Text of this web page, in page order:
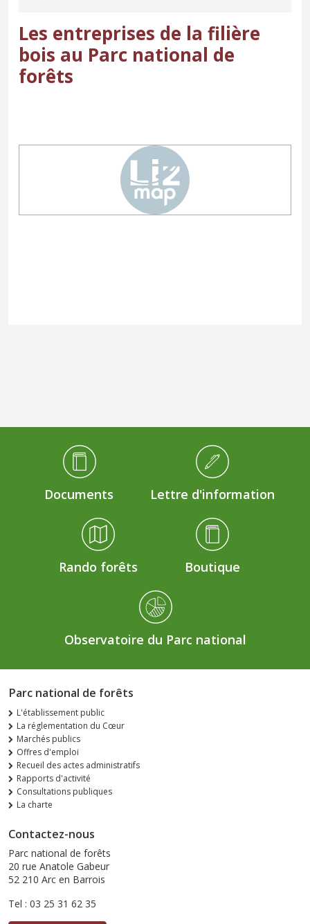
Les entreprises de la filière
bois au Parc national de
forêts
Médiathèque Footer
Documents Lettre d'information
Rando forêts Boutique
Observatoire du Parc national
Parc national de forêts
L'établissement public
La réglementation du Cœur
Marchés publics
Offres d'emploi
Recueil des actes administratifs
Rapports d'activité
Consultations publiques
La charte
Contactez-nous
Parc national de forêts
20 rue Anatole Gabeur
52 210 Arc en Barrois
Tel : 03 25 31 62 35